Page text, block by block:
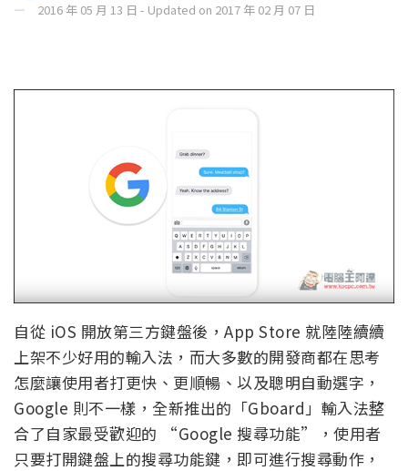
2016 年 05 月 13 日 - Updated on 2017 年 02 月 07 日
自從 iOS 開放第三方鍵盤後，App Store 就陸陸續續
上架不少好用的輸入法，而大多數的開發商都在思考
怎麼讓使用者打更快、更順暢、以及聰明自動選字，
Google 則不一樣，全新推出的「Gboard」輸入法整
合了自家最受歡迎的 “Google 搜尋功能”，使用者
只要打開鍵盤上的搜尋功能鍵，即可進行搜尋動作，